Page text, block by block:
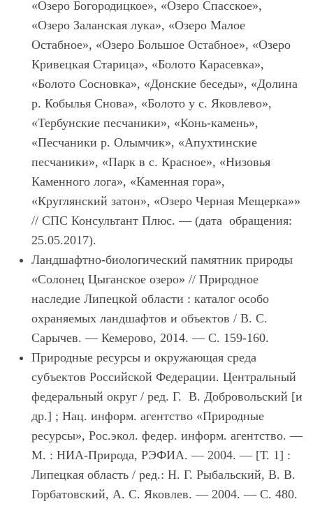
«Озеро Богородицкое», «Озеро Спасское»,
«Озеро Заланская лука», «Озеро Малое
Остабное», «Озеро Большое Остабное», «Озеро
Кривецкая Старица», «Болото Карасевка»,
«Болото Сосновка», «Донские беседы», «Долина
р. Кобылья Снова», «Болото у с. Яковлево»,
«Тербунские песчаники», «Конь-камень»,
«Песчаники р. Олымчик», «Апухтинские
песчаники», «Парк в с. Красное», «Низовья
Каменного лога», «Каменная гора»,
«Круглянский затон», «Озеро Черная Мещерка»»
// СПС Консультант Плюс. — (дата обращения:
25.05.2017).
Ландшафтно-биологический памятник природы
«Солонец Цыганское озеро» // Природное
наследие Липецкой области : каталог особо
охраняемых ландшафтов и объектов / В. С.
Сарычев. — Кемерово, 2014. — С. 159-160.
Природные ресурсы и окружающая среда
субъектов Российской Федерации. Центральный
федеральный округ / ред. Г. В. Добровольский [и
др.] ; Нац. информ. агентство «Природные
ресурсы», Рос.экол. федер. информ. агентство. —
М. : НИА-Природа, РЭФИА. — 2004. — [Т. 1] :
Липецкая область / ред.: Н. Г. Рыбальский, В. В.
Горбатовский, А. С. Яковлев. — 2004. — С. 480.